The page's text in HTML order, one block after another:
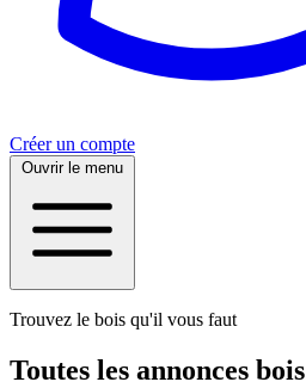
Créer un compte
Ouvrir le menu
Trouvez le bois qu'il vous faut
Toutes les annonces bois